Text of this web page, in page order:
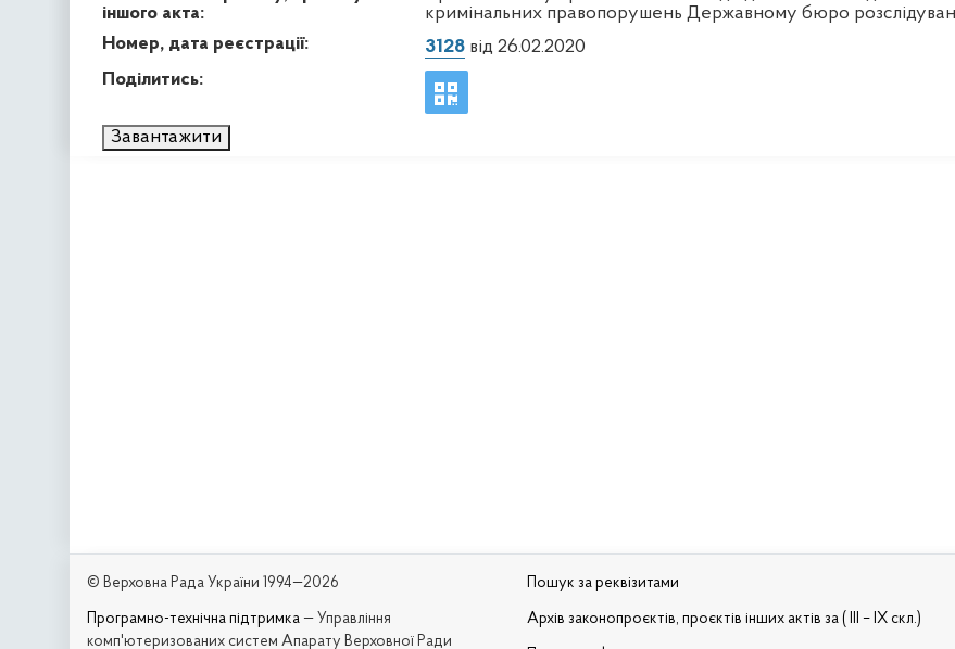
іншого акта:
кримінальних правопорушень Державному бюро
Номер, дата реєстрації:
3128від 26.02.2020
Поділитись:
Завантажити
© Верховна Рада України 1994—2026
Програмно-технічна підтримка — Управління
комп'ютеризованих систем Апарату Верховної Ради
Пошук за реквізитами
Архів законопроєктів, проєктів інших актів за ( III – IX скл.)